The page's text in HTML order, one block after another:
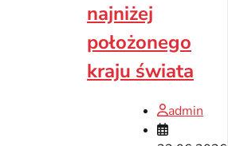
najniżej
położonego
kraju świata
admin